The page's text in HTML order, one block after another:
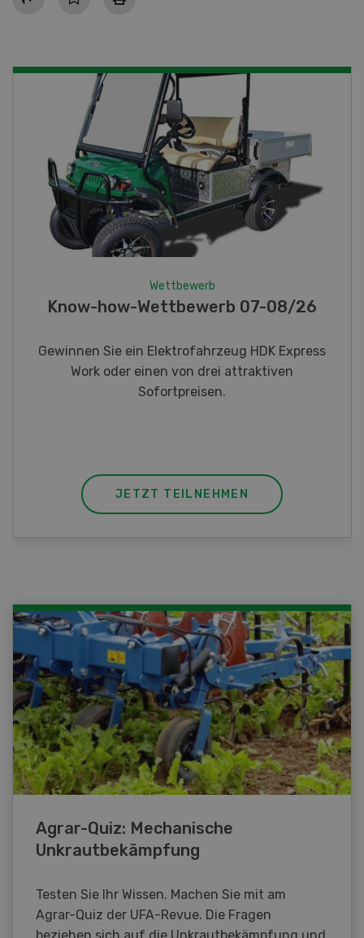
Fotorätsel 07-08/26
Gewinnen Sie eines von fünf LANDI
Taschenmessern
JETZT TEILNEHMEN
Agrar-Quiz: Mechanische
Unkrautbekämpfung
Testen Sie Ihr Wissen. Machen Sie mit am
Agrar-Quiz der UFA-Revue. Die Fragen